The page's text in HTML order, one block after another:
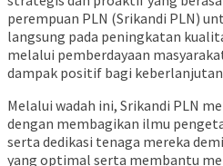
perempuan PLN (Srikandi PLN)
langsung pada peningkatan
melalui pemberdayaan
dampak positif bagi
Melalui wadah ini, Srikandi PLN
dengan membagikan ilmu
serta dedikasi tenaga mereka
yang optimal serta membantu